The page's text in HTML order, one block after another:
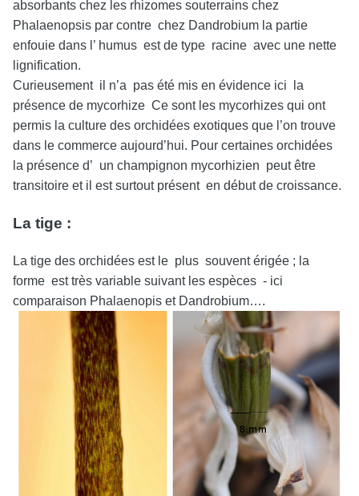
absorbants chez les rhizomes souterrains chez
Phalaenopsis par contre chez Dandrobium la partie
enfouie dans l’ humus est de type racine avec une nette
lignification.
Curieusement il n’a pas été mis en évidence ici la
présence de mycorhize Ce sont les mycorhizes qui ont
permis la culture des orchidées exotiques que l’on trouve
dans le commerce aujourd’hui. Pour certaines orchidées
la présence d’ un champignon mycorhizien peut être
transitoire et il est surtout présent en début de croissance.
La tige :
La tige des orchidées est le plus souvent érigée ; la
forme est très variable suivant les espèces - ici
comparaison Phalaenopis et Dandrobium….